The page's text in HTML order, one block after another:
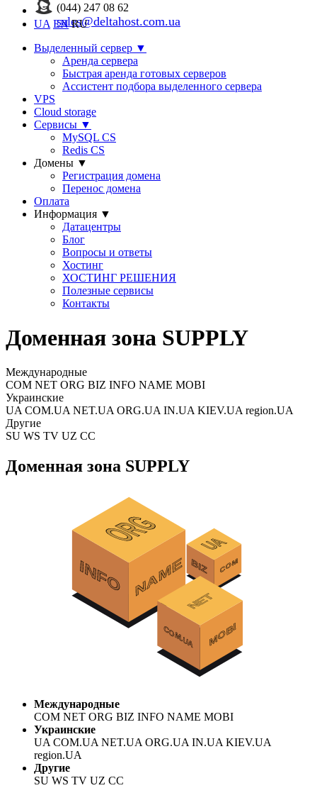
(044) 247 08 62
sales@deltahost.com.ua
UA EN RU
Выделенный сервер ▼
Аренда сервера
Быстрая аренда готовых серверов
Ассистент подбора выделенного сервера
VPS
Cloud storage
Сервисы ▼
MySQL CS
Redis CS
Домены ▼
Регистрация домена
Перенос домена
Оплата
Информация ▼
Датацентры
Блог
Вопросы и ответы
Хостинг
ХОСТИНГ РЕШЕНИЯ
Полезные сервисы
Контакты
Доменная зона SUPPLY
Международные
COM NET ORG BIZ INFO NAME MOBI
Украинские
UA COM.UA NET.UA ORG.UA IN.UA KIEV.UA region.UA
Другие
SU WS TV UZ CC
Доменная зона SUPPLY
Международные
COM NET ORG BIZ INFO NAME MOBI
Украинские
UA COM.UA NET.UA ORG.UA IN.UA KIEV.UA
region.UA
Другие
SU WS TV UZ CC